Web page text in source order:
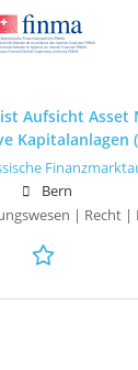
Aufsicht Asset
Kapitalanlagen
Bern
| Recht |